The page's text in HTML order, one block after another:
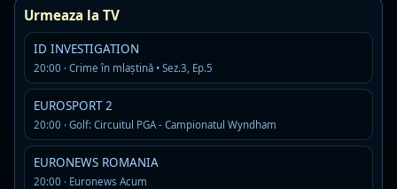
Urmeaza la TV
ID INVESTIGATION
20:00 · Crime în mlaştină • Sez.3, Ep.5
EUROSPORT 2
20:00 · Golf: Circuitul PGA - Campionatul Wyndham
EURONEWS ROMANIA
20:00 · Euronews Acum
Digi FM
MP3
music
news
Detalii
Jurnal FM
MP3 · 128 kbps
adult contemporany